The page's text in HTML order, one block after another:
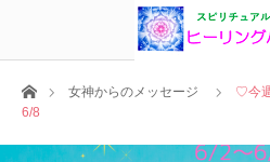
ホーム女神からのメッセージ
♡今
6/8